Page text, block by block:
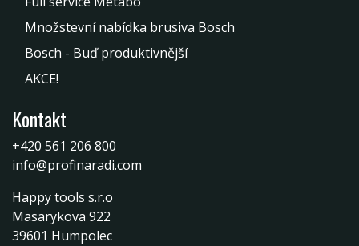
Množstevní nabídka brusiva Bosch
Bosch - Buď produktivnější
AKCE!
Kontakt
+420 561 206 800
info@profinaradi.com
Happy tools s.r.o
Masarykova 922
39601 Humpolec